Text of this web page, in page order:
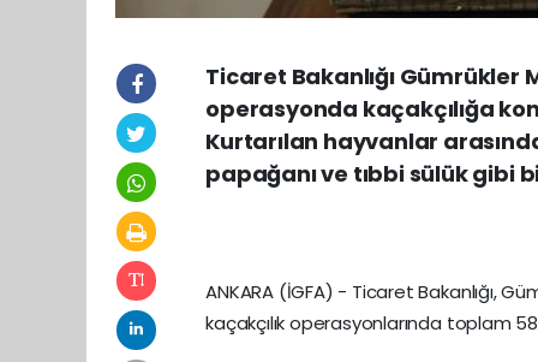
Ticaret Bakanlığı Gümrükler
operasyonda kaçakçılığa
Kurtarılan hayvanlar
papağanı ve tıbbi sülük gibi
ANKARA (İGFA) - Ticaret Bakanlığı,
kaçakçılık operasyonlarında toplam